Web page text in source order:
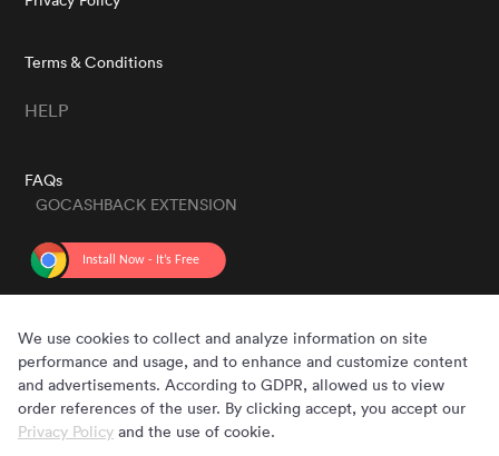
Terms & Conditions
HELP
FAQs
GOCASHBACK EXTENSION
We use cookies to collect and analyze information on site
performance and usage, and to enhance and customize content
and advertisements. According to GDPR, allowed us to view
order references of the user. By clicking accept, you accept our
Privacy Policy and the use of cookie.